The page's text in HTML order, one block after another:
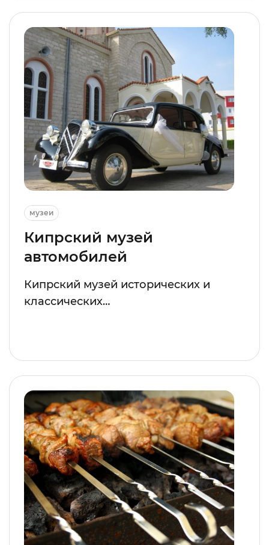
музеи
Кипрский музей
автомобилей
Кипрский музей исторических и
классических…